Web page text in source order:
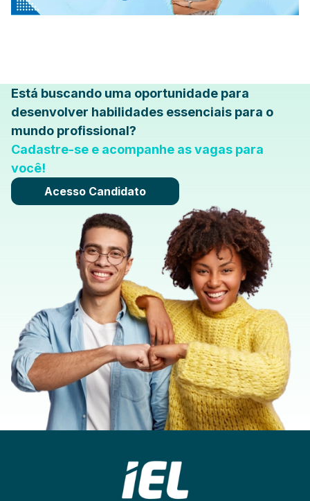
Está buscando uma oportunidade para
desenvolver habilidades essenciais para o
mundo profissional?
Cadastre-se e acompanhe as vagas para
você!
Acesso Candidato